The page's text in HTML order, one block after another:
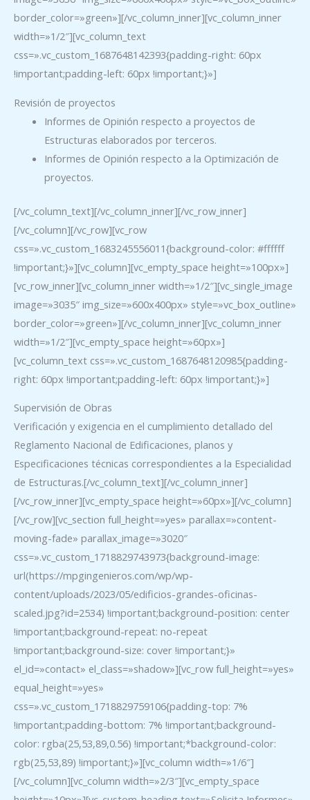
border_color=»green»][/vc_column_inner][vc_column_inner
width=»1/2″][vc_column_text
css=».vc_custom_1687648142393{padding-right: 60px
!important;padding-left: 60px !important;}»]
Revisión de proyectos
Informes de Opinión respecto a proyectos de
Estructuras elaborados por terceros.
Informes de Opinión respecto a la Optimización de
proyectos.
[/vc_column_text][/vc_column_inner][/vc_row_inner]
[/vc_column][/vc_row][vc_row
css=».vc_custom_1683245556011{background-color: #ffffff
!important;}»][vc_column][vc_empty_space height=»100px»]
[vc_row_inner][vc_column_inner width=»1/2″][vc_single_image
image=»3035″ img_size=»600x400px» style=»vc_box_outline»
border_color=»green»][/vc_column_inner][vc_column_inner
width=»1/2″][vc_empty_space height=»60px»]
[vc_column_text css=».vc_custom_1687648120985{padding-
right: 60px !important;padding-left: 60px !important;}»]
Supervisión de Obras
Verificación y exigencia en el cumplimiento detallado del
Reglamento Nacional de Edificaciones, planos y
Especificaciones técnicas correspondientes a la Especialidad
de Estructuras.[/vc_column_text][/vc_column_inner]
[/vc_row_inner][vc_empty_space height=»60px»][/vc_column]
[/vc_row][vc_section full_height=»yes» parallax=»content-
moving-fade» parallax_image=»3020″
css=».vc_custom_1718829743973{background-image:
url(https://mpgingenieros.com/wp/wp-
content/uploads/2023/05/edificios-grandes-oficinas-
scaled.jpg?id=2534) !important;background-position: center
!important;background-repeat: no-repeat
!important;background-size: cover !important;}»
el_id=»contact» el_class=»shadow»][vc_row full_height=»yes»
equal_height=»yes»
css=».vc_custom_1718829759106{padding-top: 7%
!important;padding-bottom: 7% !important;background-
color: rgba(25,53,89,0.56) !important;*background-color:
rgb(25,53,89) !important;}»][vc_column width=»1/6″]
[/vc_column][vc_column width=»2/3″][vc_empty_space